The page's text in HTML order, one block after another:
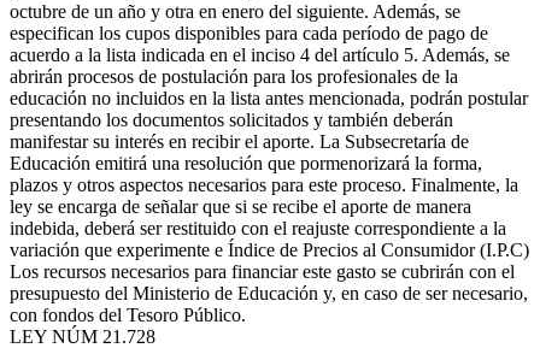
octubre de un año y otra en enero del siguiente. Además, se
especifican los cupos disponibles para cada período de pago de
acuerdo a la lista indicada en el inciso 4 del artículo 5. Además, se
abrirán procesos de postulación para los profesionales de la
educación no incluidos en la lista antes mencionada, podrán postular
presentando los documentos solicitados y también deberán
manifestar su interés en recibir el aporte. La Subsecretaría de
Educación emitirá una resolución que pormenorizará la forma,
plazos y otros aspectos necesarios para este proceso. Finalmente, la
ley se encarga de señalar que si se recibe el aporte de manera
indebida, deberá ser restituido con el reajuste correspondiente a la
variación que experimente e Índice de Precios al Consumidor (I.P.C)
Los recursos necesarios para financiar este gasto se cubrirán con el
presupuesto del Ministerio de Educación y, en caso de ser necesario,
con fondos del Tesoro Público.
LEY NÚM 21.728